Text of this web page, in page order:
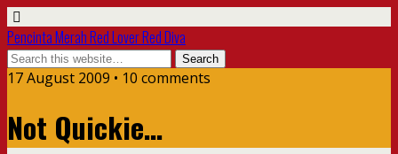
Pencinta Merah Red Lover Red Diva
17 August 2009 • 10 comments
Not Quickie…